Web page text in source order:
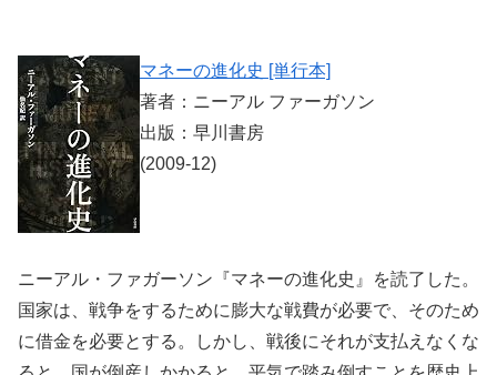
マネーの進化史 [単行本]
著者：ニーアル ファーガソン
出版：早川書房
(2009-12)
ニーアル・ファガーソン『マネーの進化史』を読了した。
国家は、戦争をするために膨大な戦費が必要で、そのため
に借金を必要とする。しかし、戦後にそれが支払えなくな